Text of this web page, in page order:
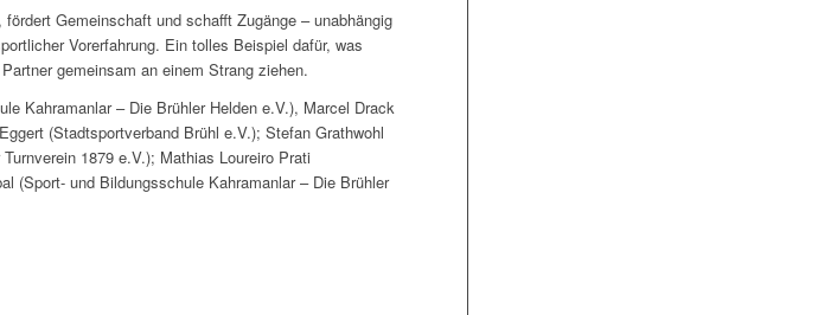
Gemeinschaft und schafft Zugänge – unabhängig
Vorerfahrung. Ein tolles Beispiel dafür, was
gemeinsam an einem Strang ziehen.
Kahramanlar – Die Brühler Helden e.V.), Marcel Drack
(Stadtsportverband Brühl e.V.); Stefan Grathwohl
1879 e.V.); Mathias Loureiro Prati
(Sport- und Bildungsschule Kahramanlar – Die Brühler